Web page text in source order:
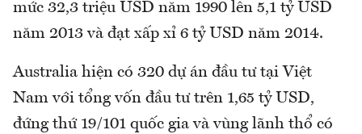
mức 32,3 triệu USD năm 1990 lên 5,1 tỷ USD
năm 2013 và đạt xấp xỉ 6 tỷ USD năm 2014.
Australia hiện có 320 dự án đầu tư tại Việt
Nam với tổng vốn đầu tư trên 1,65 tỷ USD,
đứng thứ 19/101 quốc gia và vùng lãnh thổ có